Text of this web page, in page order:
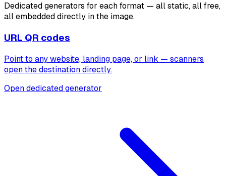
Dedicated generators for each format — all static, all free,
all embedded directly in the image.
URL QR codes
Point to any website, landing page, or link — scanners
open the destination directly.
Open dedicated generator